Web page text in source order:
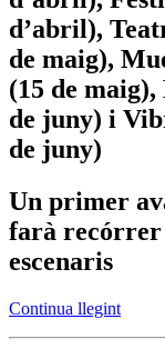
d’abril),
de maig),
(15 de
de juny) i
de juny)
Un primer
farà
escenaris
Continua llegint